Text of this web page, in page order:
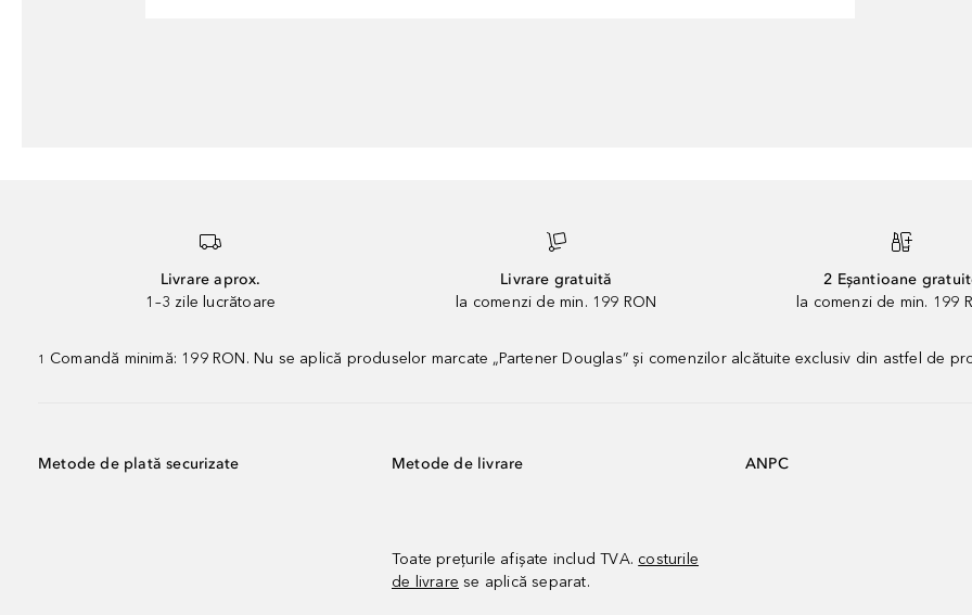
Livrare aprox.
1–3 zile lucrătoare
Livrare gratuită
la comenzi de min. 199 RON
2 Eșantioane
la comenzi de min. 199
1 Comandă minimă: 199 RON. Nu se aplică produselor marcate „Partener Douglas” și comenzilor alcătuite exclusiv din astfel de
Metode de plată securizate Metode de livrare
Toate prețurile afișate includ TVA. costurile
de livrare se aplică separat.
ANPC